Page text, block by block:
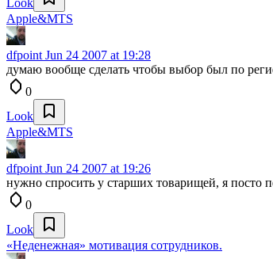
Look
Apple&MTS
dfpoint Jun 24 2007 at 19:28
думаю вообще сделать чтобы выбор был по
0
Look
Apple&MTS
dfpoint Jun 24 2007 at 19:26
нужно спросить у старших товарищей, я посто
0
Look
«Неденежная» мотивация сотрудников.